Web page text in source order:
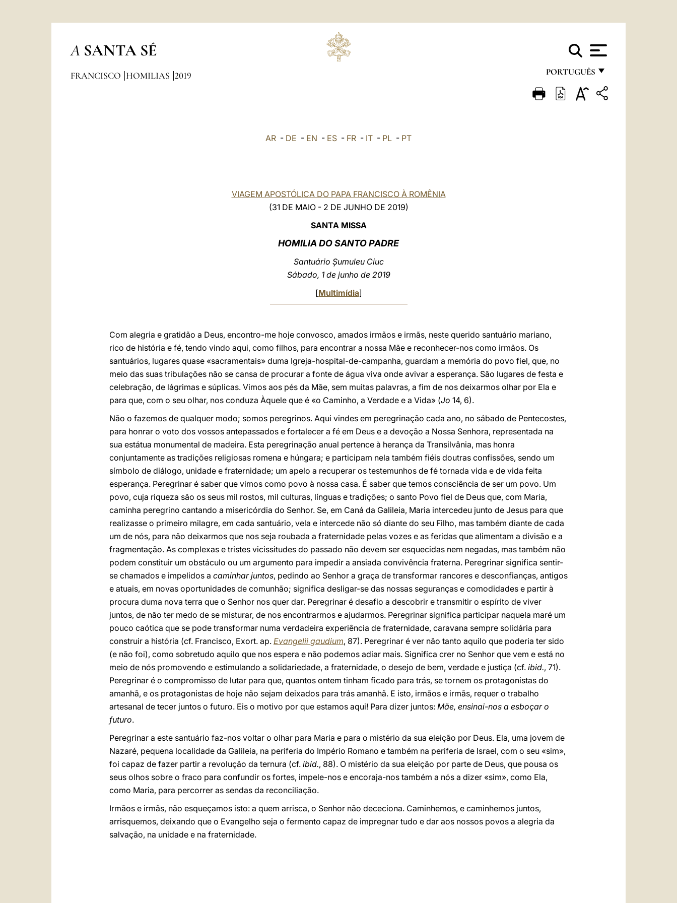
A SANTA SÉ
PORTUGUÊS
FRANÇAIS
FRANCISCO HOMILIAS 2019
AR - DE - EN - ES - FR - IT - PL - PT
VIAGEM APOSTÓLICA DO PAPA FRANCISCO À ROMÊNIA
(31 DE MAIO - 2 DE JUNHO DE 2019)
SANTA MISSA
HOMILIA DO SANTO PADRE
Santuário Șumuleu Ciuc
Sábado, 1 de junho de 2019
[Multimídia]
Com alegria e gratidão a Deus, encontro-me hoje convosco, amados irmãos e irmãs, neste querido santuário mariano,
rico de história e fé, tendo vindo aqui, como filhos, para encontrar a nossa Mãe e reconhecer-nos como irmãos. Os
santuários, lugares quase «sacramentais» duma Igreja-hospital-de-campanha, guardam a memória do povo fiel, que, no
meio das suas tribulações não se cansa de procurar a fonte de água viva onde avivar a esperança. São lugares de festa e
celebração, de lágrimas e súplicas. Vimos aos pés da Mãe, sem muitas palavras, a fim de nos deixarmos olhar por Ela e
para que, com o seu olhar, nos conduza Àquele que é «o Caminho, a Verdade e a Vida» (Jo 14, 6).
Não o fazemos de qualquer modo; somos peregrinos. Aqui vindes em peregrinação cada ano, no sábado de Pentecostes,
para honrar o voto dos vossos antepassados e fortalecer a fé em Deus e a devoção a Nossa Senhora, representada na
sua estátua monumental de madeira. Esta peregrinação anual pertence à herança da Transilvânia, mas honra
conjuntamente as tradições religiosas romena e húngara; e participam nela também fiéis doutras confissões, sendo um
símbolo de diálogo, unidade e fraternidade; um apelo a recuperar os testemunhos de fé tornada vida e de vida feita
esperança. Peregrinar é saber que vimos como povo à nossa casa. É saber que temos consciência de ser um povo. Um
povo, cuja riqueza são os seus mil rostos, mil culturas, línguas e tradições; o santo Povo fiel de Deus que, com Maria,
caminha peregrino cantando a misericórdia do Senhor. Se, em Caná da Galileia, Maria intercedeu junto de Jesus para que
realizasse o primeiro milagre, em cada santuário, vela e intercede não só diante do seu Filho, mas também diante de cada
um de nós, para não deixarmos que nos seja roubada a fraternidade pelas vozes e as feridas que alimentam a divisão e a
fragmentação. As complexas e tristes vicissitudes do passado não devem ser esquecidas nem negadas, mas também não
podem constituir um obstáculo ou um argumento para impedir a ansiada convivência fraterna. Peregrinar significa sentir-
se chamados e impelidos a caminhar juntos, pedindo ao Senhor a graça de transformar rancores e desconfianças, antigos
e atuais, em novas oportunidades de comunhão; significa desligar-se das nossas seguranças e comodidades e partir à
procura duma nova terra que o Senhor nos quer dar. Peregrinar é desafio a descobrir e transmitir o espírito de viver
juntos, de não ter medo de se misturar, de nos encontrarmos e ajudarmos. Peregrinar significa participar naquela maré um
pouco caótica que se pode transformar numa verdadeira experiência de fraternidade, caravana sempre solidária para
construir a história (cf. Francisco, Exort. ap. Evangelii gaudium, 87). Peregrinar é ver não tanto aquilo que poderia ter sido
(e não foi), como sobretudo aquilo que nos espera e não podemos adiar mais. Significa crer no Senhor que vem e está no
meio de nós promovendo e estimulando a solidariedade, a fraternidade, o desejo de bem, verdade e justiça (cf. ibid., 71).
Peregrinar é o compromisso de lutar para que, quantos ontem tinham ficado para trás, se tornem os protagonistas do
amanhã, e os protagonistas de hoje não sejam deixados para trás amanhã. E isto, irmãos e irmãs, requer o trabalho
artesanal de tecer juntos o futuro. Eis o motivo por que estamos aqui! Para dizer juntos: Mãe, ensinai-nos a esboçar o
futuro.
Peregrinar a este santuário faz-nos voltar o olhar para Maria e para o mistério da sua eleição por Deus. Ela, uma jovem de
Nazaré, pequena localidade da Galileia, na periferia do Império Romano e também na periferia de Israel, com o seu «sim»,
foi capaz de fazer partir a revolução da ternura (cf. ibid., 88). O mistério da sua eleição por parte de Deus, que pousa os
seus olhos sobre o fraco para confundir os fortes, impele-nos e encoraja-nos também a nós a dizer «sim», como Ela,
como Maria, para percorrer as sendas da reconciliação.
Irmãos e irmãs, não esqueçamos isto: a quem arrisca, o Senhor não dececiona. Caminhemos, e caminhemos juntos,
arrisquemos, deixando que o Evangelho seja o fermento capaz de impregnar tudo e dar aos nossos povos a alegria da
salvação, na unidade e na fraternidade.